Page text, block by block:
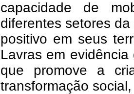
capacidade de
diferentes setores
positivo em seus
Lavras em
que promove a
transformação